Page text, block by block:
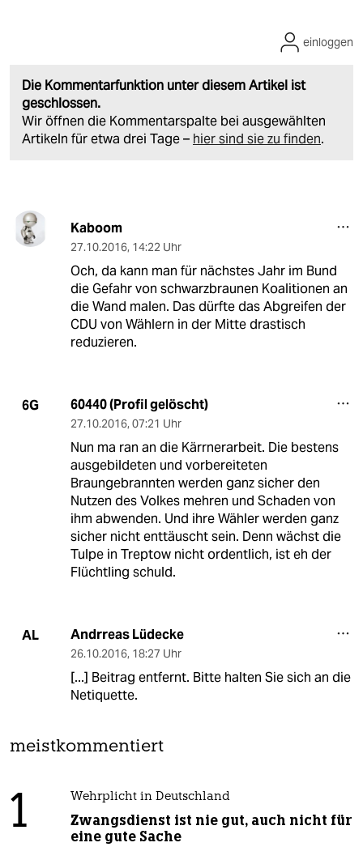
Die Kommentarfunktion unter diesem Artikel ist
geschlossen.
Wir öffnen die Kommentarspalte bei ausgewählten
Artikeln für etwa drei Tage – hier sind sie zu finden.
einloggen
Kaboom
27.10.2016, 14:22 Uhr
Och, da kann man für nächstes Jahr im Bund
die Gefahr von schwarzbraunen Koalitionen an
die Wand malen. Das dürfte das Abgreifen der
CDU von Wählern in der Mitte drastisch
reduzieren.
6G 60440 (Profil gelöscht)
27.10.2016, 07:21 Uhr
Nun ma ran an die Kärrnerarbeit. Die bestens
ausgebildeten und vorbereiteten
Braungebrannten werden ganz sicher den
Nutzen des Volkes mehren und Schaden von
ihm abwenden. Und ihre Wähler werden ganz
sicher nicht enttäuscht sein. Denn wächst die
Tulpe in Treptow nicht ordentlich, ist eh der
Flüchtling schuld.
AL Andrreas Lüdecke
26.10.2016, 18:27 Uhr
[...] Beitrag entfernt. Bitte halten Sie sich an die
Netiquette.
meistkommentiert
1 Wehrplicht in Deutschland
Zwangsdienst ist nie gut, auch nicht für
eine gute Sache